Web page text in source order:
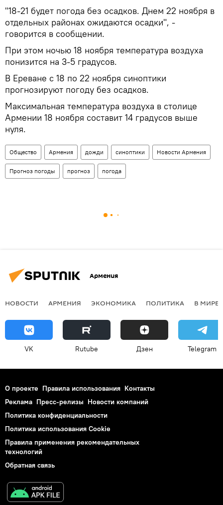
"18-21 будет погода без осадков. Днем 22 ноября в
отдельных районах ожидаются осадки", -
говорится в сообщении.
При этом ночью 18 ноября температура воздуха
понизится на 3-5 градусов.
В Ереване с 18 по 22 ноября синоптики
прогнозируют погоду без осадков.
Максимальная температура воздуха в столице
Армении 18 ноября составит 14 градусов выше
нуля.
Общество Армения дожди синоптики Новости Армения
Прогноз погоды прогноз погода
Армения
НОВОСТИ АРМЕНИЯ ЭКОНОМИКА ПОЛИТИКА В МИРЕ
VK Rutube Дзен Telegram
О проекте Правила использования Контакты
Реклама Пресс-релизы Новости компаний
Политика конфиденциальности
Политика использования Cookie
Правила применения рекомендательных
технологий
Обратная связь